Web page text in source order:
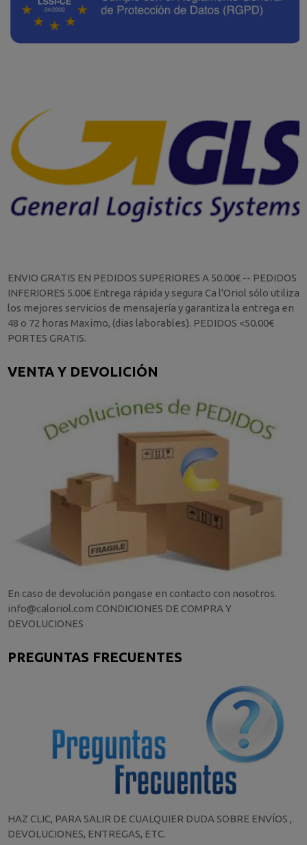
ENVIO GRATIS EN PEDIDOS SUPERIORES A 50.00€ -- PEDIDOS
INFERIORES 5.00€ Entrega rápida y segura Ca l'Oriol sólo utiliza
los mejores servicios de mensajería y garantiza la entrega en
48 o 72 horas Maximo, (dias laborables). PEDIDOS <50.00€
PORTES GRATIS.
VENTA Y DEVOLICIÓN
En caso de devolución pongase en contacto con nosotros.
info@caloriol.com CONDICIONES DE COMPRA Y
DEVOLUCIONES
PREGUNTAS FRECUENTES
HAZ CLIC, PARA SALIR DE CUALQUIER DUDA SOBRE ENVÍOS ,
DEVOLUCIONES, ENTREGAS, ETC.